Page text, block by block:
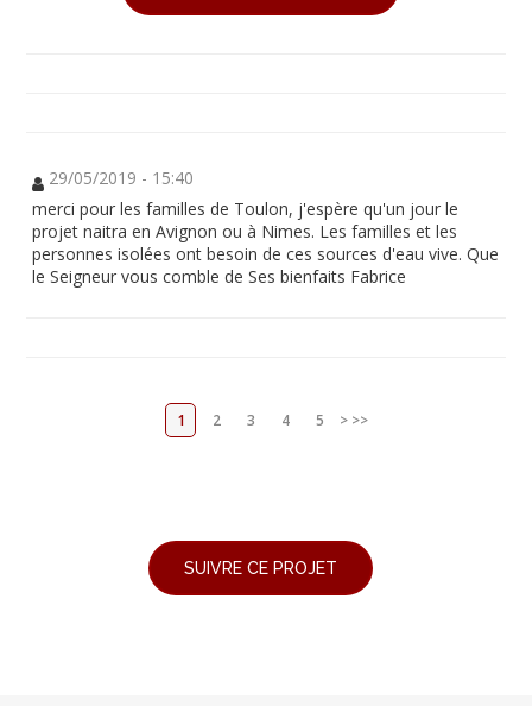
29/05/2019 - 15:40
merci pour les familles de Toulon, j'espère qu'un jour le
projet naitra en Avignon ou à Nimes. Les familles et les
personnes isolées ont besoin de ces sources d'eau vive. Que
le Seigneur vous comble de Ses bienfaits Fabrice
1 2 3 4 5 > >>